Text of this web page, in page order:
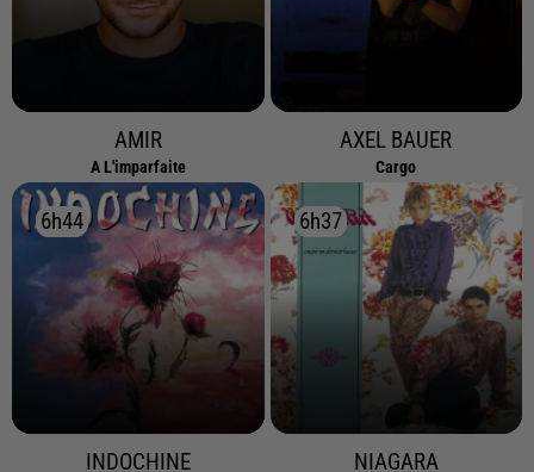
AMIR
A L'imparfaite
AXEL BAUER
Cargo
6h44
6h44
INDOCHINE
6h37
6h37
NIAGARA